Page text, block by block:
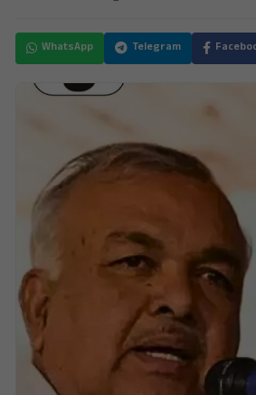
WhatsApp Telegram